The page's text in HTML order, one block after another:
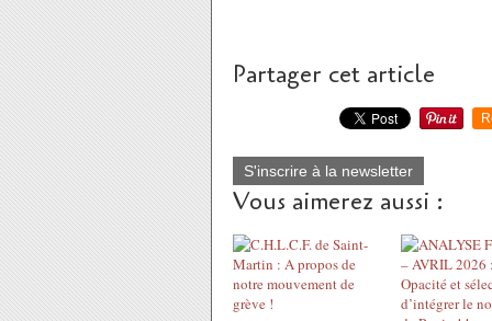
Partager cet article
S'inscrire à la newsletter
Vous aimerez aussi :